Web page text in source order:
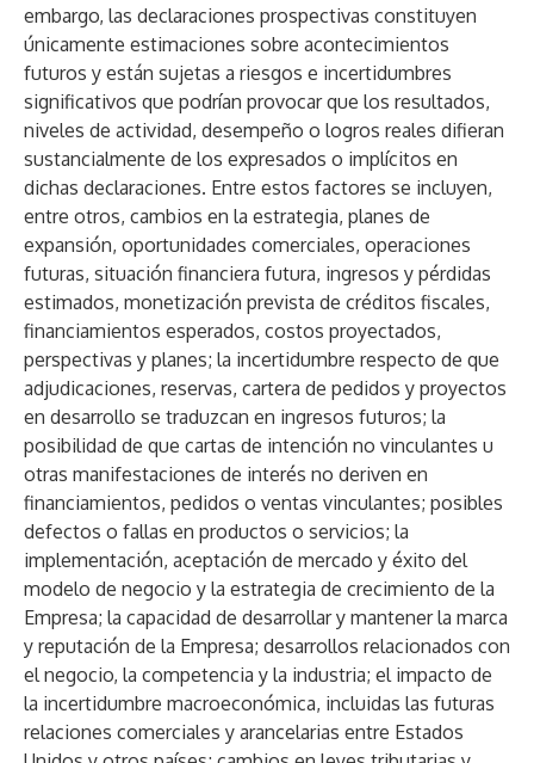
embargo, las declaraciones prospectivas constituyen
únicamente estimaciones sobre acontecimientos
futuros y están sujetas a riesgos e incertidumbres
significativos que podrían provocar que los resultados,
niveles de actividad, desempeño o logros reales difieran
sustancialmente de los expresados o implícitos en
dichas declaraciones. Entre estos factores se incluyen,
entre otros, cambios en la estrategia, planes de
expansión, oportunidades comerciales, operaciones
futuras, situación financiera futura, ingresos y pérdidas
estimados, monetización prevista de créditos fiscales,
financiamientos esperados, costos proyectados,
perspectivas y planes; la incertidumbre respecto de que
adjudicaciones, reservas, cartera de pedidos y proyectos
en desarrollo se traduzcan en ingresos futuros; la
posibilidad de que cartas de intención no vinculantes u
otras manifestaciones de interés no deriven en
financiamientos, pedidos o ventas vinculantes; posibles
defectos o fallas en productos o servicios; la
implementación, aceptación de mercado y éxito del
modelo de negocio y la estrategia de crecimiento de la
Empresa; la capacidad de desarrollar y mantener la marca
y reputación de la Empresa; desarrollos relacionados con
el negocio, la competencia y la industria; el impacto de
la incertidumbre macroeconómica, incluidas las futuras
relaciones comerciales y arancelarias entre Estados